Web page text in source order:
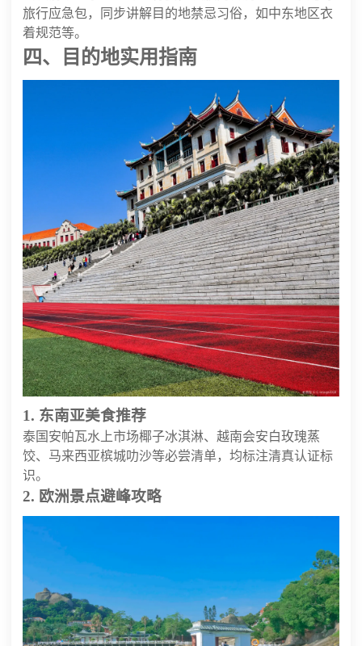
旅行应急包，同步讲解目的地禁忌习俗，如中东地区衣
着规范等。
四、目的地实用指南
1. 东南亚美食推荐
泰国安帕瓦水上市场椰子冰淇淋、越南会安白玫瑰蒸
饺、马来西亚槟城叻沙等必尝清单，均标注清真认证标
识。
2. 欧洲景点避峰攻略